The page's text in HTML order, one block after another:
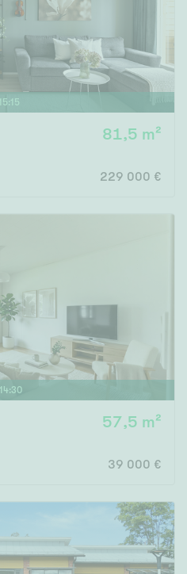
Ei uudiskohteita
Ei arvokohteita
15:15
81,5 m²
229 000 €
14:30
57,5 m²
39 000 €